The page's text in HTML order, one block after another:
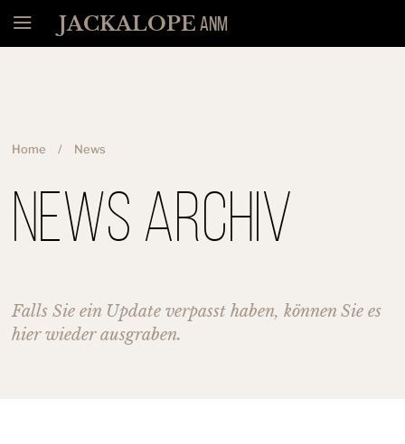
MenüJACKALOPEANM
Home News
News Archiv
Falls Sie ein Update verpasst haben, können Sie es
hier wieder ausgraben.